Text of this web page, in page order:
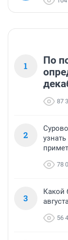
1
По
87
2
78
3
Какой
56